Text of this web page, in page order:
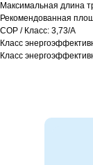
Максимальная длина
Рекомендованная
COP / Класс: 3,73/A
Класс
Класс